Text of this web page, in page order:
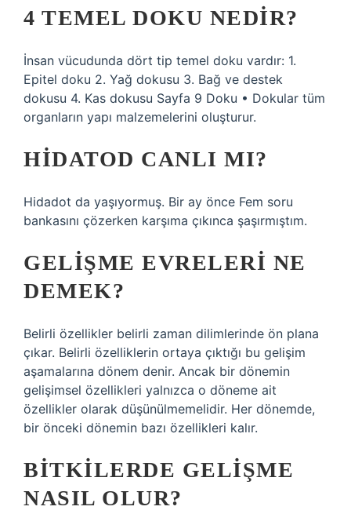
4 TEMEL DOKU NEDIR?
İnsan vücudunda dört tip temel doku vardır: 1.
Epitel doku 2. Yağ dokusu 3. Bağ ve destek
dokusu 4. Kas dokusu Sayfa 9 Doku • Dokular tüm
organların yapı malzemelerini oluşturur.
HIDATOD CANLI MI?
Hidadot da yaşıyormuş. Bir ay önce Fem soru
bankasını çözerken karşıma çıkınca şaşırmıştım.
GELIŞME EVRELERI NE
DEMEK?
Belirli özellikler belirli zaman dilimlerinde ön plana
çıkar. Belirli özelliklerin ortaya çıktığı bu gelişim
aşamalarına dönem denir. Ancak bir dönemin
gelişimsel özellikleri yalnızca o döneme ait
özellikler olarak düşünülmemelidir. Her dönemde,
bir önceki dönemin bazı özellikleri kalır.
BITKILERDE GELIŞME
NASIL OLUR?